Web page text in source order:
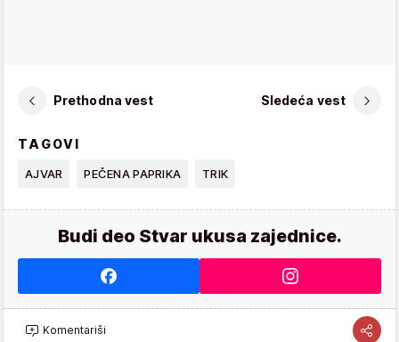
Prethodna vest Sledeća vest
TAGOVI
AJVAR PEČENA PAPRIKA TRIK
Budi deo Stvar ukusa zajednice.
Komentariši